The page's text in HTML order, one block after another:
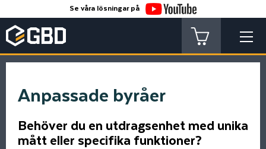
Se våra lösningar på
Anpassade byråer
Behöver du en utdragsenhet med unika
mått eller specifika funktioner?